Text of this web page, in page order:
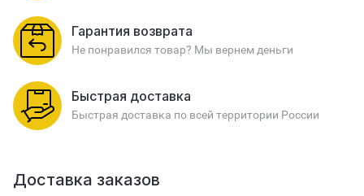
Гарантия возврата
Не понравился товар? Мы вернем деньги
Быстрая доставка
Быстрая доставка по всей территории России
Доставка заказов